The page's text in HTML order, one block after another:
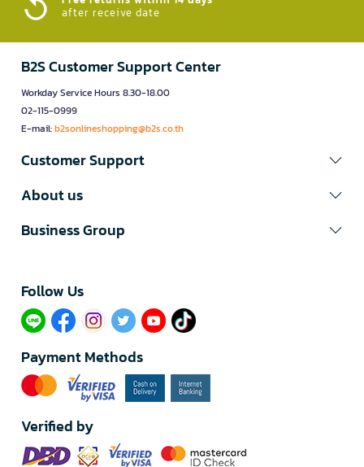
after receive date
B2S Customer Support Center
Workday Service Hours 8.30-18.00
02-115-0999
E-mail:b2sonlineshopping@b2s.co.th
Customer Support
About us
Business Group
Follow Us​
Payment Methods
Verified by